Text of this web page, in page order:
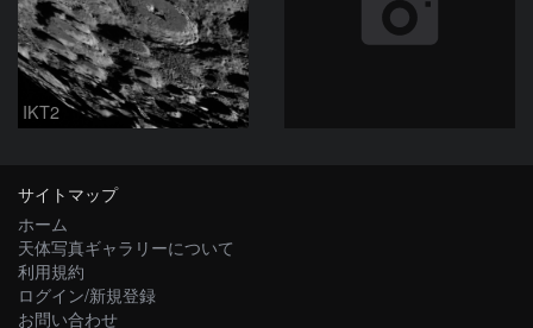
IKT2
サイトマップ
ホーム
天体写真ギャラリーについて
利用規約
ログイン/新規登録
お問い合わせ